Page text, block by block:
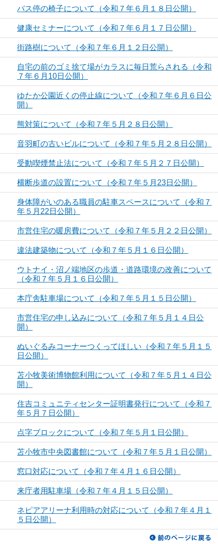
バス停の椅子について（令和７年６月１８日公開）
健康セミナーについて（令和７年６月１７日公開）
街路樹について（令和７年６月１２日公開）
自宅の前のゴミ捨て場がカラスに毎日荒らされる（令和
７年６月10日公開）
ゆたか公園近くの停止線について（令和７年６月６日公
開）
熊対策について（令和７年５月２８日公開）
音羽町の古いビルについて（令和７年５月２８日公開）
受動喫煙禁止法について（令和７年５月２７日公開）
横断歩道の設置について（令和７年５月23日公開）
身体障がいのある職員の駐車スペースについて（令和７
年５月22日公開）
市営住宅の暖房費について（令和７年５月２２日公開）
違法建築物について（令和７年５月１６日公開）
ウトナイ・沼ノ端地区の歩道・道路環境の改善について
（令和７年５月１６日公開）
本庁舎駐車場について（令和７年５月１５日公開）
市営住宅の申し込みについて（令和７年５月１４日公
開）
ぬいぐるみコーナーつくってほしい（令和７年５月１５
日公開）
苫小牧美術博物館利用について（令和７年５月１４日公
開）
住吉コミュニティセンター証明書発行について（令和７
年５月７日公開）
点字ブロックについて（令和７年５月１日公開）
苫小牧市中央図書館について（令和７年５月１日公開）
窓口対応について（令和７年４月１６日公開）
来庁者用駐車場（令和７年４月１５日公開）
ネピアアリーナ利用時の対応について（令和７年４月１
５日公開）